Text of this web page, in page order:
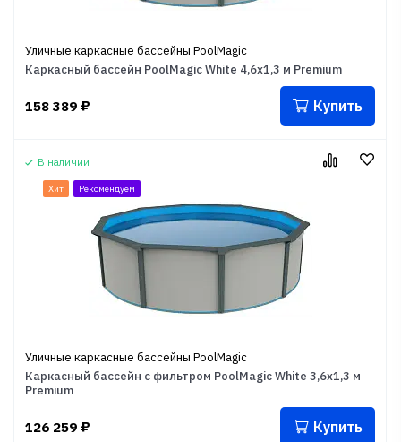
Уличные каркасные бассейны PoolMagic
Каркасный бассейн PoolMagic White 4,6x1,3 м Premium
158 389 ₽ Купить
В наличии
Хит Рекомендуем
Уличные каркасные бассейны PoolMagic
Каркасный бассейн с фильтром PoolMagic White 3,6x1,3 м
Premium
126 259 ₽ Купить